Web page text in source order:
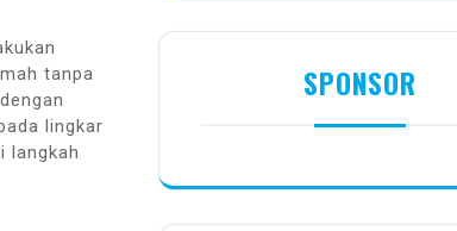
tanpa
lingkar
langkah
SPONSOR